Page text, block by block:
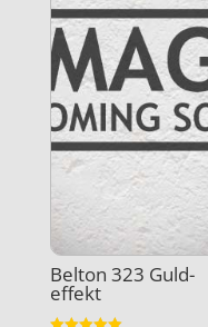
Belton 323 Guld-
effekt